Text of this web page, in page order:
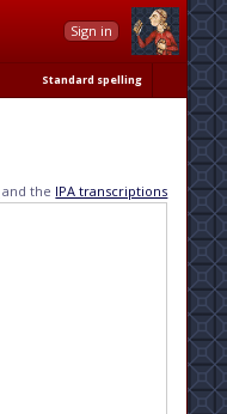
Sign in
Standard spelling
and the IPA transcriptions